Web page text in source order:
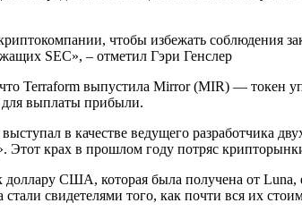
чтобы избежать соблюдения
SEC», – отметил Гэри Генслер
Terraform выпустила Mirror (MIR) — токен
для выплаты прибыли.
в качестве ведущего разработчика
крах в прошлом году потряс
США, которая была получена от
свидетелями того, как почти вся их